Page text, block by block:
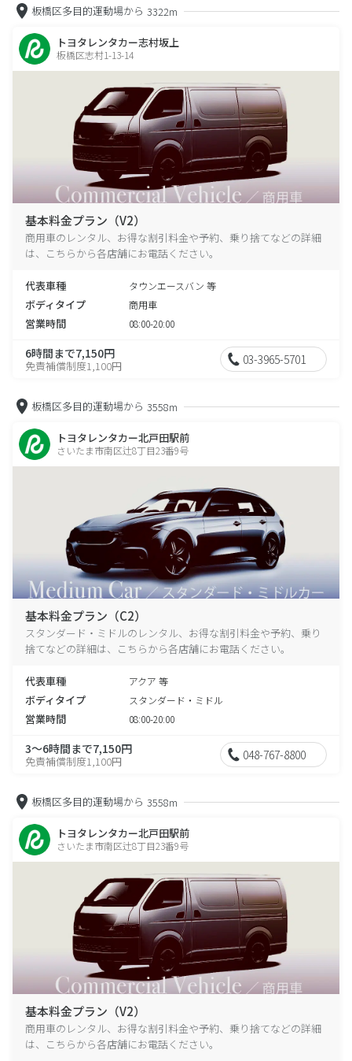
板橋区多目的運動場から 3322m
トヨタレンタカー志村坂上
板橋区志村1-13-14
基本料金プラン（V2）
商用車のレンタル、お得な割引料金や予約、乗り捨てなどの詳細
は、こちらから各店舗にお電話ください。
代表車種 タウンエースバン 等
ボディタイプ 商用車
営業時間 08:00-20:00
6時間まで7,150円
免責補償制度1,100円 03-3965-5701
板橋区多目的運動場から 3558m
トヨタレンタカー北戸田駅前
さいたま市南区辻8丁目23番9号
基本料金プラン（C2）
スタンダード・ミドルのレンタル、お得な割引料金や予約、乗り
捨てなどの詳細は、こちらから各店舗にお電話ください。
代表車種 アクア 等
ボディタイプ スタンダード・ミドル
営業時間 08:00-20:00
3～6時間まで7,150円
免責補償制度1,100円 048-767-8800
板橋区多目的運動場から 3558m
トヨタレンタカー北戸田駅前
さいたま市南区辻8丁目23番9号
基本料金プラン（V2）
商用車のレンタル、お得な割引料金や予約、乗り捨てなどの詳細
は、こちらから各店舗にお電話ください。